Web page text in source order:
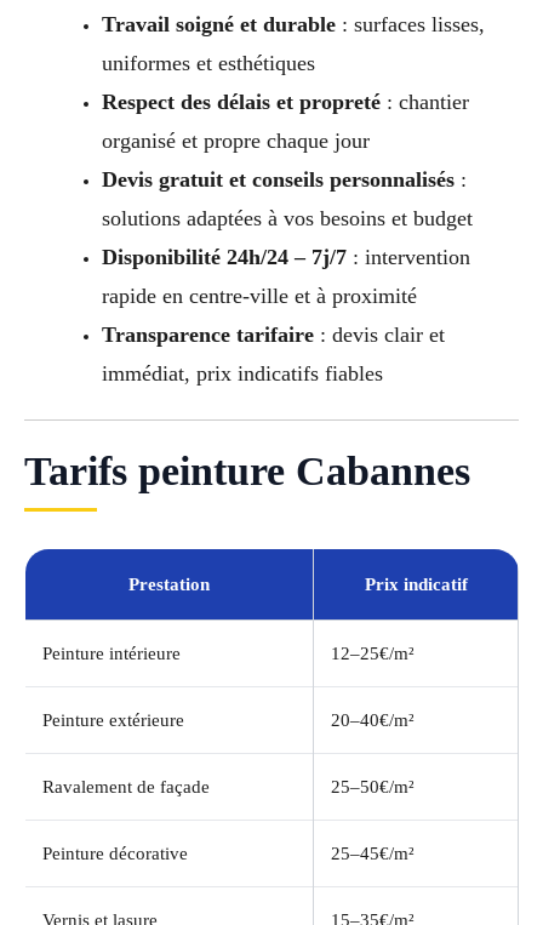
Travail soigné et durable: surfaces lisses,
uniformes et esthétiques
Respect des délais et propreté: chantier
organisé et propre chaque jour
Devis gratuit et conseils personnalisés:
solutions adaptées à vos besoins et budget
Disponibilité 24h/24 – 7j/7: intervention
rapide en centre-ville et à proximité
Transparence tarifaire: devis clair et
immédiat, prix indicatifs fiables
Tarifs peinture Cabannes
Prestation Prix indicatif
Peinture intérieure 12–25€/m²
Peinture extérieure 20–40€/m²
Ravalement de façade 25–50€/m²
Peinture décorative 25–45€/m²
Vernis et lasure 15–35€/m²